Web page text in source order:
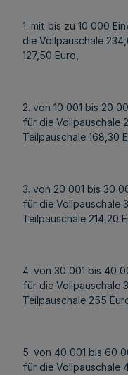
1. mit bis zu 10 000
die Vollpauschale
127,50 Euro,
2. von 10 001 bis 20
für die Vollpauschale
Teilpauschale 168,30
3. von 20 001 bis 30
für die Vollpauschale
Teilpauschale 214,20
4. von 30 001 bis 40
für die Vollpauschale
Teilpauschale 255
5. von 40 001 bis 60
für die Vollpauschale